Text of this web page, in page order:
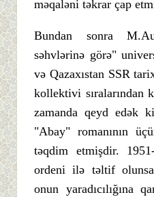
məqaləni təkrar çap
Bundan sonra
səhvlərinə görə"
və Qazaxıstan SSR
kollektivi sıralarından
zamanda qeyd edək
"Abay" romanının
təqdim etmişdir.
ordeni ilə təltif
onun yaradıcılığına